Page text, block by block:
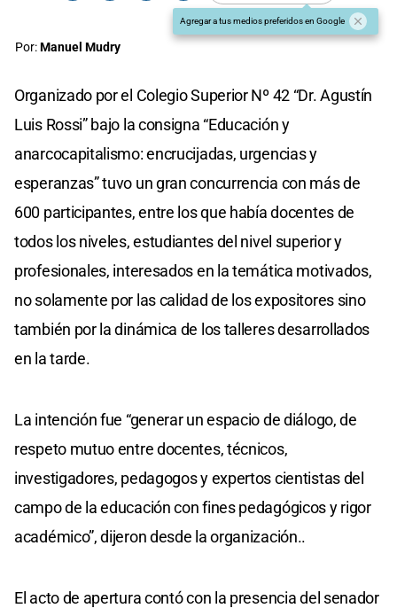
Agregar a tus medios preferidos en Google
Por:Manuel Mudry
Organizado por el Colegio Superior Nº 42 “Dr. Agustín
Luis Rossi” bajo la consigna “Educación y
anarcocapitalismo: encrucijadas, urgencias y
esperanzas” tuvo un gran concurrencia con más de
600 participantes, entre los que había docentes de
todos los niveles, estudiantes del nivel superior y
profesionales, interesados en la temática motivados,
no solamente por las calidad de los expositores sino
también por la dinámica de los talleres desarrollados
en la tarde.
La intención fue “generar un espacio de diálogo, de
respeto mutuo entre docentes, técnicos,
investigadores, pedagogos y expertos cientistas del
campo de la educación con fines pedagógicos y rigor
académico”, dijeron desde la organización..
El acto de apertura contó con la presencia del senador